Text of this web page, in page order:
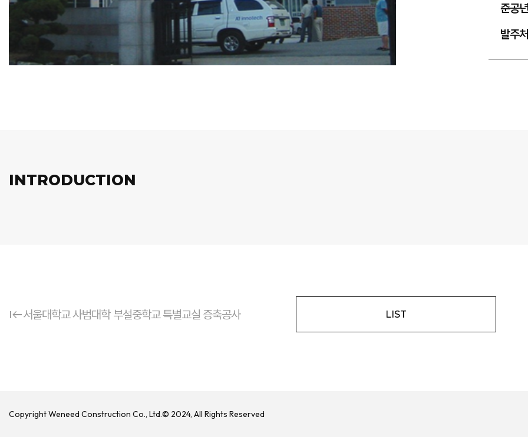
준공
발주처
INTRODUCTION
keyboard_tab_rtl서울대학교 사범대학 부설중학교 특별교실 증축공사 LIST
Copyright Weneed Construction Co., Ltd.© 2024, All Rights Reserved